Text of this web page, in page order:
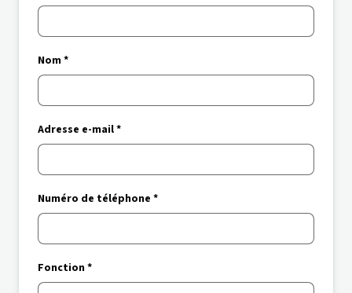
Nom *
Adresse e-mail *
Numéro de téléphone *
Fonction *